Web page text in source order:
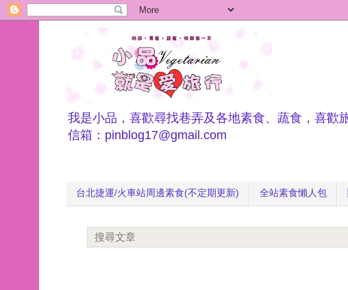
我是小品，喜歡尋找巷弄及各地素食、蔬食，喜歡
信箱：pinblog17@gmail.com
台北捷運/火車站周邊素食(不定期更新) 全站素食懶人包